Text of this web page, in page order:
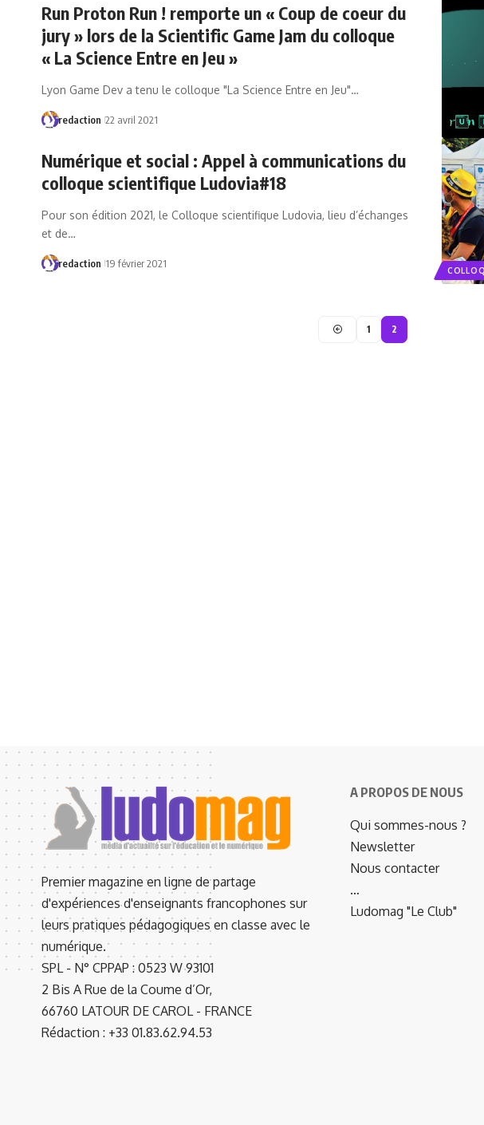
Run Proton Run ! remporte un « Coup de coeur du
jury » lors de la Scientific Game Jam du colloque
« La Science Entre en Jeu »
Lyon Game Dev a tenu le colloque "La Science Entre en Jeu"…
redaction 22 avril 2021
Numérique et social : Appel à communications du
colloque scientifique Ludovia#18
Pour son édition 2021, le Colloque scientifique Ludovia, lieu d’échanges
et de…
redaction 19 février 2021
1 2
Premier magazine en ligne de partage
d'expériences d'enseignants francophones sur
leurs pratiques pédagogiques en classe avec le
numérique.
SPL - N° CPPAP : 0523 W 93101
2 Bis A Rue de la Coume d’Or,
66760 LATOUR DE CAROL - FRANCE
Rédaction : +33 01.83.62.94.53
A PROPOS DE NOUS
Qui sommes-nous ?
Newsletter
Nous contacter
…
Ludomag "Le Club"